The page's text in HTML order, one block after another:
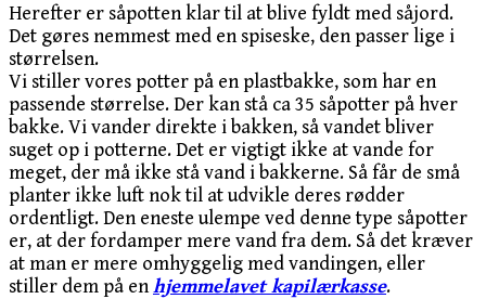
Herefter er såpotten klar til at blive fyldt med såjord.
Det gøres nemmest med en spiseske, den passer lige i
størrelsen.
Vi stiller vores potter på en plastbakke, som har en
passende størrelse. Der kan stå ca 35 såpotter på hver
bakke. Vi vander direkte i bakken, så vandet bliver
suget op i potterne. Det er vigtigt ikke at vande for
meget, der må ikke stå vand i bakkerne. Så får de små
planter ikke luft nok til at udvikle deres rødder
ordentligt. Den eneste ulempe ved denne type såpotter
er, at der fordamper mere vand fra dem. Så det kræver
at man er mere omhyggelig med vandingen, eller
stiller dem på enhjemmelavet kapilærkasse.